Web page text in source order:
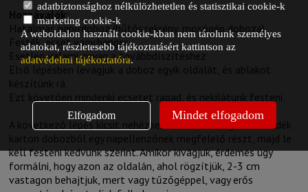
Hozzávalók:
Hatalmas papírdoboz (hűtőszekrény, mosógép doboza)
Festék, ecset vagy henger
Esetleg valami anyag a továbbdíszítéshez
Első lépésben levágjuk a doboz egyik oldalát, és ablakot
készítünk rá.
Ezt követően mindenki ecsetet ragad, és nekilátunk festeni.
A következő lépés kicsit nehézkesebb. Ki kell vágni a maradék
karton dobozból egy napellenzőnek megfelelő részt, majd le
kell festeni kedvünk szerint. Amikor kivágjuk, érdemes úgy
formálni, hogy azon az oldalán, ahol rögzítjük, 2-3 cm
vastagon behajtjuk, mert vagy tűzőgéppel, vagy erős
adatbiztonsághoz nélkülözhetetlen és statisztikai cookie-k
marketing cookie-k
A weboldalon használt cookie-kban nem tárolunk személyes
adatokat, részletesebb tájékoztatásért kattintson az
adatvédelmi tájékoztatóra.
Elfogadom Mindet elfogadom